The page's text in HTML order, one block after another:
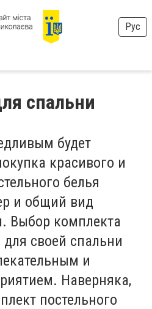
Рус
спальни
будет
красивого и
белья
и общий вид
Выбор комплекта
для своей спальни
и
Наверняка,
постельного